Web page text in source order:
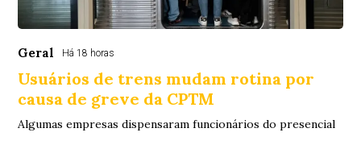
Geral Há 18 horas
Usuários de trens mudam rotina por
causa de greve da CPTM
Algumas empresas dispensaram funcionários do presencial